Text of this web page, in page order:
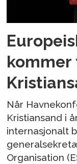
Når
Kristiansand i
internasjonalt
Organisation